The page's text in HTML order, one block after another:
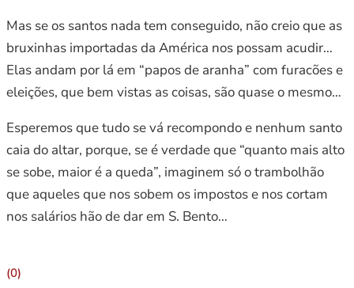
Mas se os santos nada tem conseguido, não creio que as
bruxinhas importadas da América nos possam acudir…
Elas andam por lá em “papos de aranha” com furacões e
eleições, que bem vistas as coisas, são quase o mesmo…
Esperemos que tudo se vá recompondo e nenhum santo
caia do altar, porque, se é verdade que “quanto mais alto
se sobe, maior é a queda”, imaginem só o trambolhão
que aqueles que nos sobem os impostos e nos cortam
nos salários hão de dar em S. Bento…
(0)